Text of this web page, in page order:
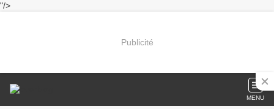
"/>
Publicité
MENU